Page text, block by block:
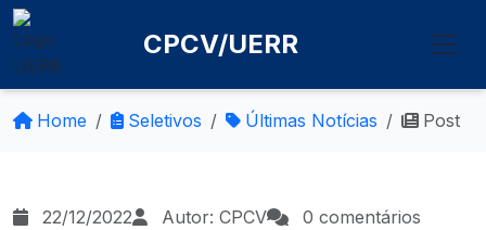
CPCV/UERR
Home Seletivos Últimas Notícias Post
22/12/2022 Autor: CPCV 0 comentários